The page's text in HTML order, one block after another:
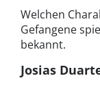
Welchen
Gefangene
bekannt.
Josias